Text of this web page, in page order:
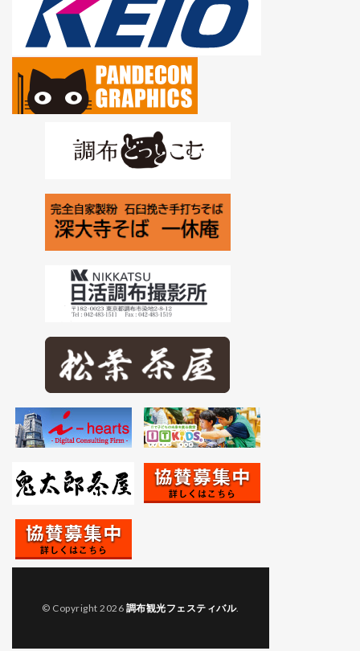
© Copyright 2026 調布観光フェスティバル.